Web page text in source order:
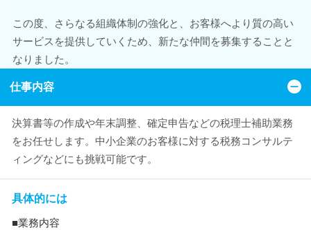
この度、さらなる組織体制の強化と、お客様へより質の高い
サービスを提供していくため、新たな仲間を募集することと
なりました。
仕事内容
決算書等の作成や年末調整、確定申告などの税理士補助業務
をお任せします。中小企業のお客様に対する税務コンサルテ
ィングなどにも挑戦可能です。
具体的には
■業務内容